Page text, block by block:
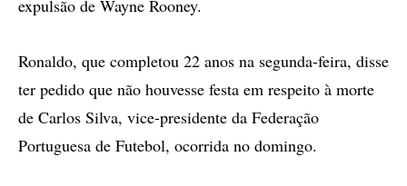
expulsão de Wayne Rooney.
Ronaldo, que completou 22 anos na segunda-feira, disse
ter pedido que não houvesse festa em respeito à morte
de Carlos Silva, vice-presidente da Federação
Portuguesa de Futebol, ocorrida no domingo.